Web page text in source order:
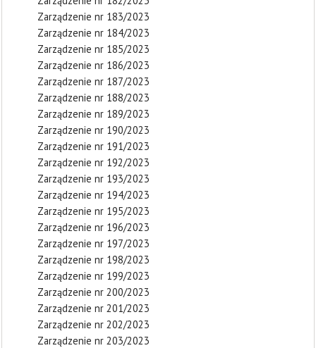
Zarządzenie nr 183/2023
Zarządzenie nr 184/2023
Zarządzenie nr 185/2023
Zarządzenie nr 186/2023
Zarządzenie nr 187/2023
Zarządzenie nr 188/2023
Zarządzenie nr 189/2023
Zarządzenie nr 190/2023
Zarządzenie nr 191/2023
Zarządzenie nr 192/2023
Zarządzenie nr 193/2023
Zarządzenie nr 194/2023
Zarządzenie nr 195/2023
Zarządzenie nr 196/2023
Zarządzenie nr 197/2023
Zarządzenie nr 198/2023
Zarządzenie nr 199/2023
Zarządzenie nr 200/2023
Zarządzenie nr 201/2023
Zarządzenie nr 202/2023
Zarządzenie nr 203/2023